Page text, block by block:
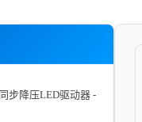
步降压LED驱动器 -